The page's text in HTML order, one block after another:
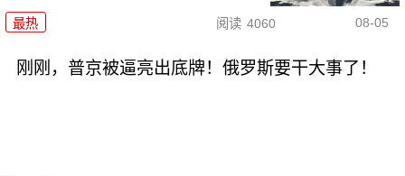
最热 阅读 4060 08-05
刚刚，普京被逼亮出底牌！俄罗斯要干大事了！